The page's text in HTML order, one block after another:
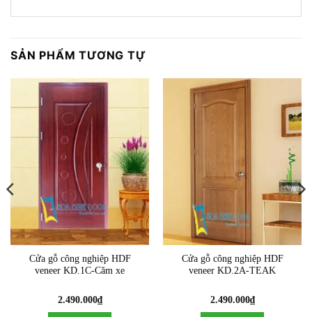
SẢN PHẨM TƯƠNG TỰ
Cửa gỗ công nghiệp HDF
veneer KD.1C-Căm xe
2.490.000₫
Cửa gỗ công nghiệp HDF
veneer KD.2A-TEAK
2.490.000₫